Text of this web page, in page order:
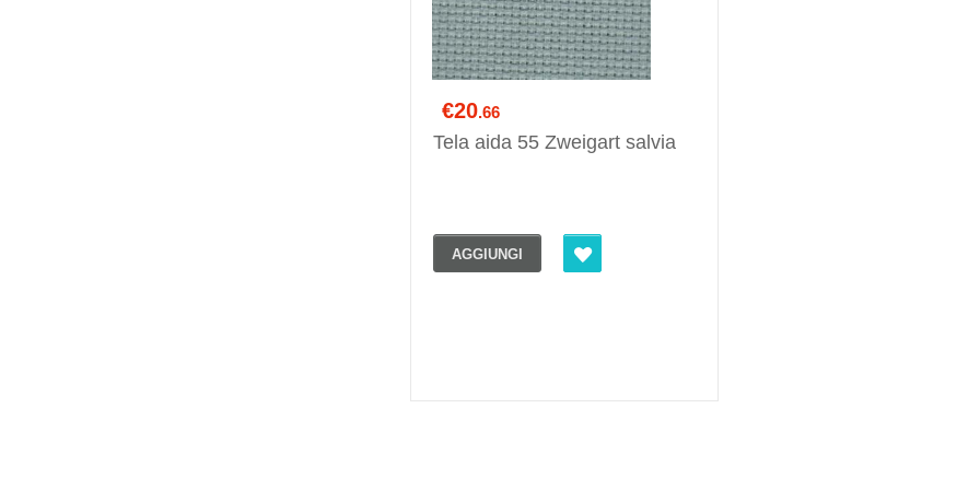
€20.66
Tela aida 55 Zweigart salvia
AGGIUNGI